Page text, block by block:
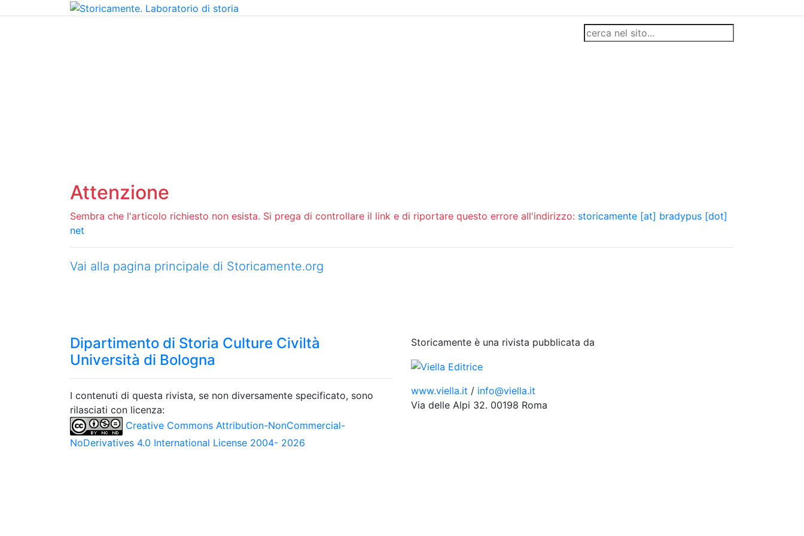
Attenzione
Sembra che l'articolo richiesto non esista. Si prega di controllare il link e di riportare questo errore all'indirizzo: storicamente [at] bradypus [dot]
net
Vai alla pagina principale di Storicamente.org
Dipartimento di Storia Culture Civiltà
Università di Bologna
I contenuti di questa rivista, se non diversamente specificato, sono
rilasciati con licenza:
Creative Commons Attribution-NonCommercial-
NoDerivatives 4.0 International License 2004- 2026
Storicamente è una rivista pubblicata da
www.viella.it / info@viella.it
Via delle Alpi 32. 00198 Roma